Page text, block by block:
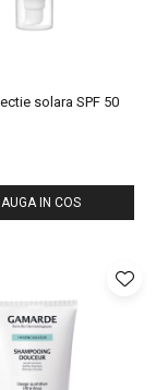
solara SPF 50
IN COS